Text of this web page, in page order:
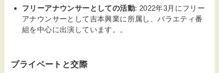
フリーアナウンサーとしての活動: 2022年3月にフリー
アナウンサーとして吉本興業に所属し、バラエティ番
組を中心に出演しています。。
プライベートと交際